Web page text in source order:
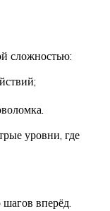
сложностью:
уровни, где
шагов вперёд.